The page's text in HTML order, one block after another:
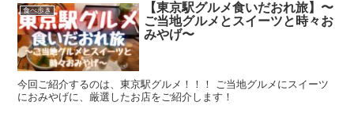
食べ歩き
【東京駅グルメ食いだおれ旅】〜
ご当地グルメとスイーツと時々お
みやげ〜
今回ご紹介するのは、東京駅グルメ！！！ ご当地グルメにスイーツ
におみやげに、厳選したお店をご紹介します！